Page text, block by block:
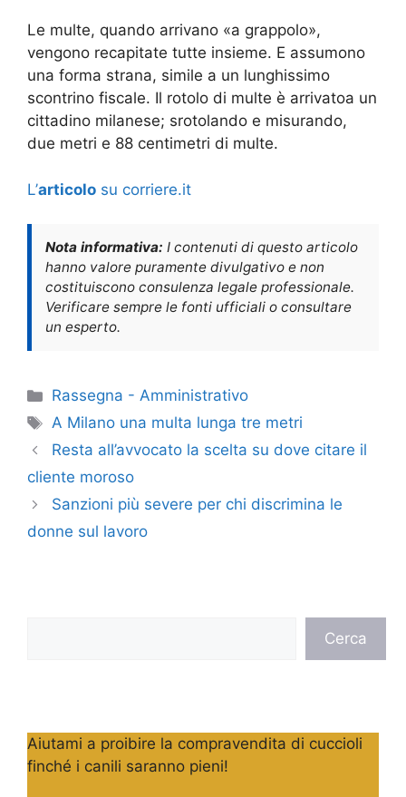
Le multe, quando arrivano «a grappolo»,
vengono recapitate tutte insieme. E assumono
una forma strana, simile a un lunghissimo
scontrino fiscale. Il rotolo di multe è arrivatoa un
cittadino milanese; srotolando e misurando,
due metri e 88 centimetri di multe.
L’articolo su corriere.it
Nota informativa: I contenuti di questo articolo
hanno valore puramente divulgativo e non
costituiscono consulenza legale professionale.
Verificare sempre le fonti ufficiali o consultare
un esperto.
Categorie
Rassegna - Amministrativo
Tag
A Milano una multa lunga tre metri
Resta all’avvocato la scelta su dove citare il
cliente moroso
Sanzioni più severe per chi discrimina le
donne sul lavoro
Cerca
Aiutami a proibire la compravendita di cuccioli
finché i canili saranno pieni!